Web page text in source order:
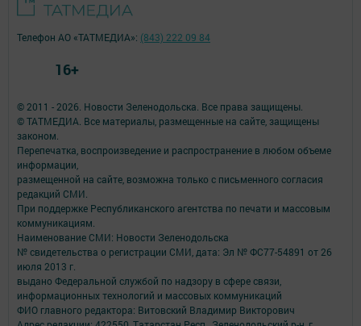
© 2011 - 2026. Новости Зеленодольска. Все права защищены.
© ТАТМЕДИА. Все материалы, размещенные на сайте, защищены
законом.
Перепечатка, воспроизведение и распространение в любом объеме
информации,
размещенной на сайте, возможна только с письменного согласия
редакций СМИ.
При поддержке Республиканского агентства по печати и массовым
коммуникациям.
Наименование СМИ: Новости Зеленодольска
№ свидетельства о регистрации СМИ, дата: Эл № ФС77-54891 от 26
июля 2013 г.
выдано Федеральной службой по надзору в сфере связи,
информационных технологий и массовых коммуникаций
ФИО главного редактора: Витовский Владимир Викторович
Телефон АО «ТАТМЕДИА»: (843) 222 09 84
16+